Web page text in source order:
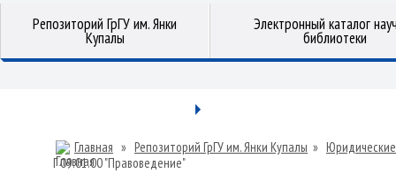
Репозиторий ГрГУ им. Янки
Купалы
Электронный каталог
библиотеки
Главная » Репозиторий ГрГУ им. Янки Купалы »
Г 09.01.00 "Правоведение"